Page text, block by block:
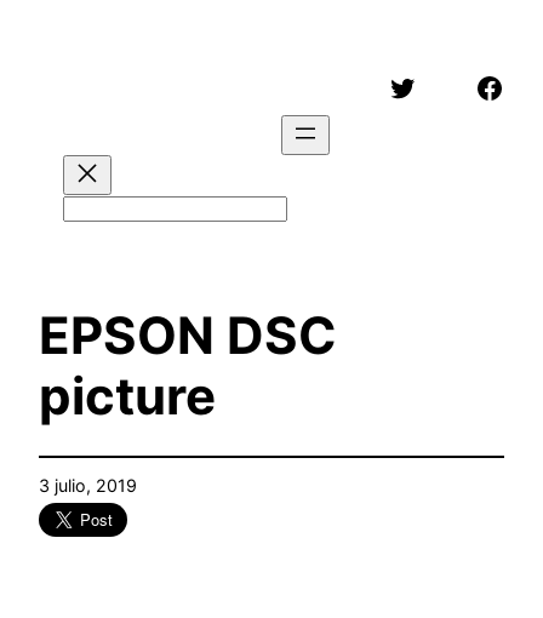
Twitter
EPSON DSC
picture
3 julio, 2019